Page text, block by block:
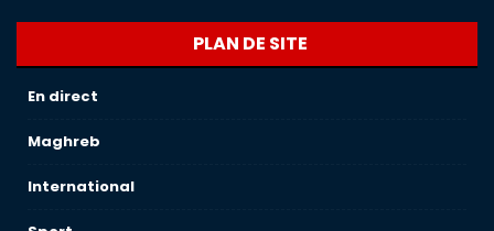
PLAN DE SITE
En direct
Maghreb
International